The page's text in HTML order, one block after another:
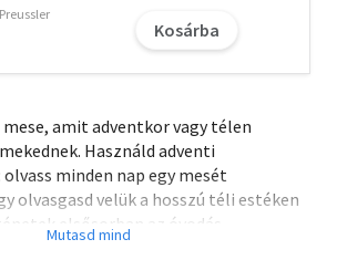
Kosárba
mese, amit adventkor vagy télen
Használd adventi
minden nap egy mesét
olvasgasd velük a hosszú téli estéken
elsősorban az óvodás
az ő mindennapi problémáikrat -